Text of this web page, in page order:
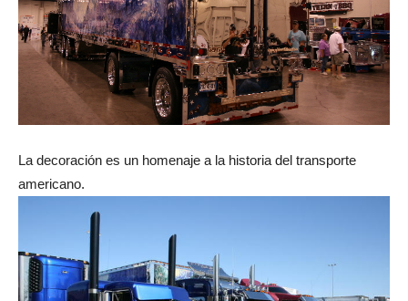
La decoración es un homenaje a la historia del transporte
americano.